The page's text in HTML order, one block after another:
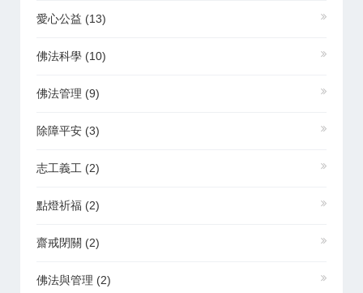
愛心公益 (13)
佛法科學 (10)
佛法管理 (9)
除障平安 (3)
志工義工 (2)
點燈祈福 (2)
齋戒閉關 (2)
佛法與管理 (2)